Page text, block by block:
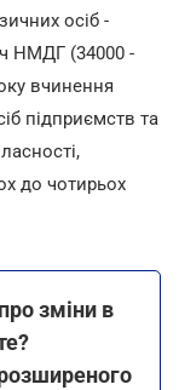
осіб -
НМДГ (34000 -
вчинення
підприємств та
до чотирьох
зміни в